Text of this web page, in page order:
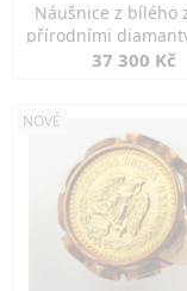
Náušnice z bílého
přírodními
ct
37 300 Kč
NOVÉ